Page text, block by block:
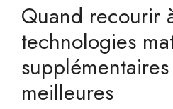
Quand recourir
technologies
meilleures